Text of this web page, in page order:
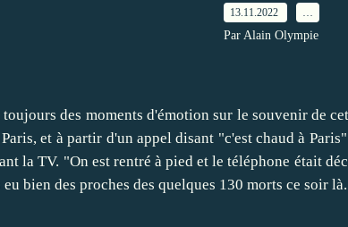
13.11.2022
Par Alain Olympie
toujours des moments d'émotion sur le souvenir de
Paris, et à partir d'un appel disant "c'est chaud à
la TV. "On est rentré à pied et le téléphone était
eu bien des proches des quelques 130 morts ce soir